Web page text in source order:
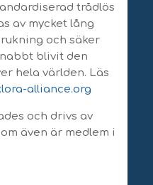
trådlös
av mycket lång
och säker
blivit den
hela världen. Läs
alliance.org
och drivs av
även är medlem i